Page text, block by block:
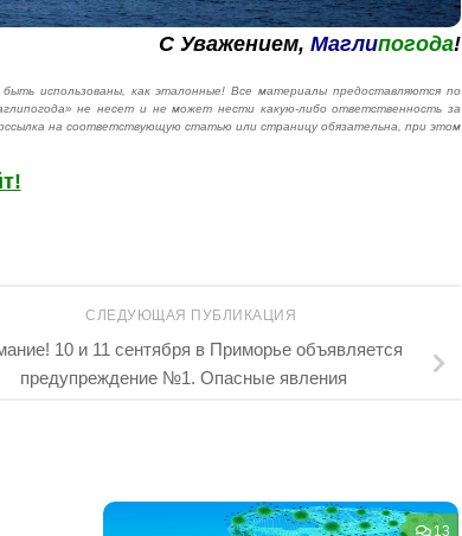
С Уважением, Маглипогода!
использованы, как эталонные! Все материалы предоставляются по
не несет и не может нести какую-либо ответственность за
на соответствующую статью или страницу обязательна, при этом
СЛЕДУЮЩАЯ ПУБЛИКАЦИЯ
10 и 11 сентября в Приморье объявляется
предупреждение №1. Опасные явления
13